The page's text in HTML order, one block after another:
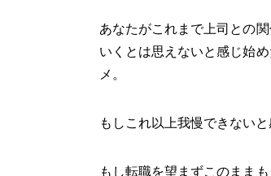
あなたがこれまで上司との
いくとは思えないと感じ始
メ。
もしこれ以上我慢できない
もし転職を望まずこのまま